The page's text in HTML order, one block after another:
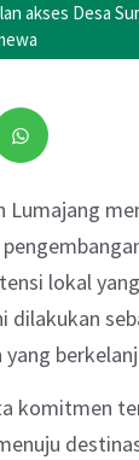
akses Desa
Lumajang
lokal
dilakukan
komitmen